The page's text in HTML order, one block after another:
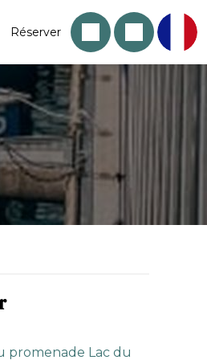
Réserver
promenade Lac du